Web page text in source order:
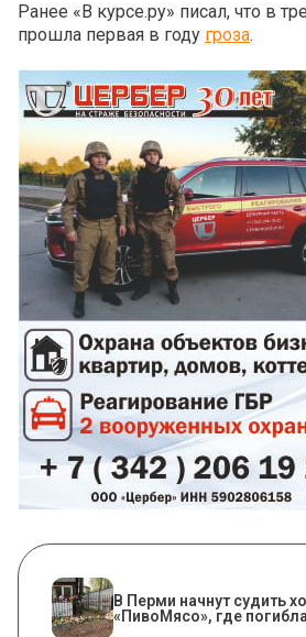
Ранее «В курсе.ру» писал, что в
прошла первая в году гроза.
​В Перми начнут судить
«ПивоМясо», где